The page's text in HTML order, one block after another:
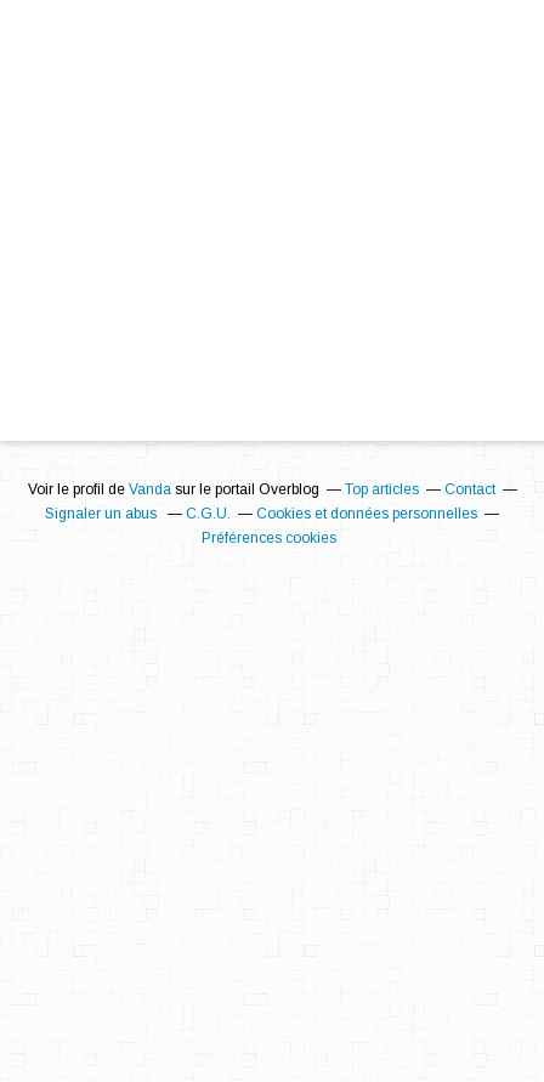
Voir le profil de Vandasur le portail Overblog Top articles
Contact
Signaler un abus
C.G.U.
Cookies et données personnelles
Préférences cookies